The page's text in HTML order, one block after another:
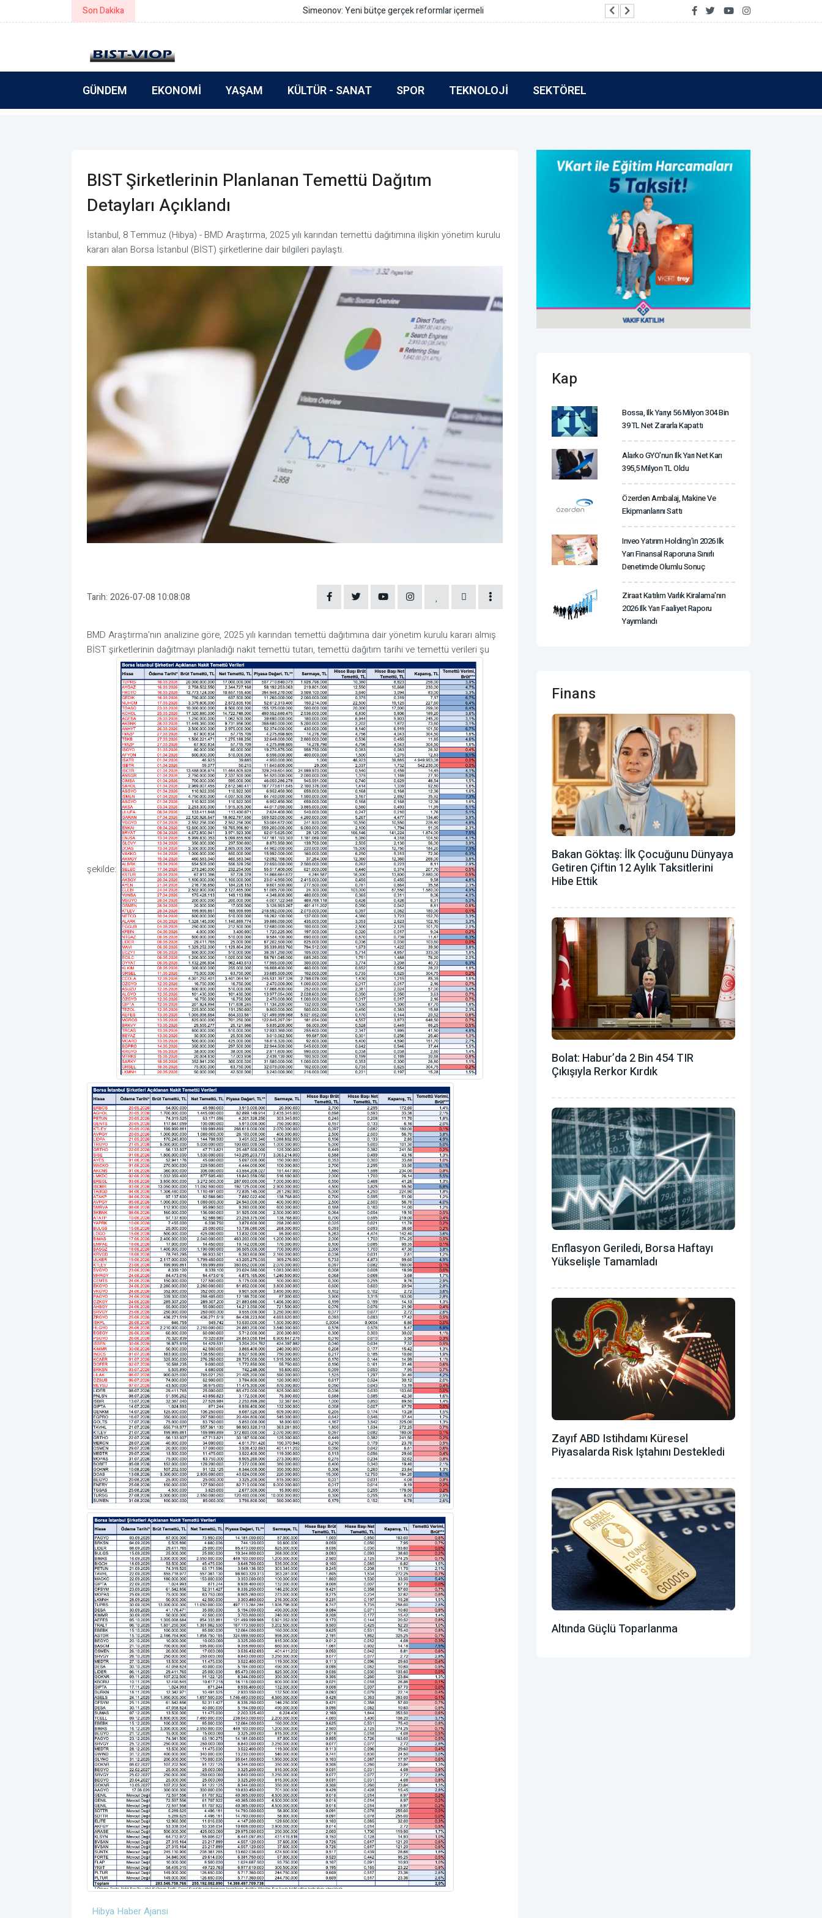
Son Dakika Simeonov: Yeni bütçe gerçek reformlar içermeli Vakıf Katılım’dan Tamamla Kazan
GÜNDEM EKONOMI YAŞAM KÜLTÜR - SANAT SPOR TEKNOLOJI SEKTÖREL
BIST Şirketlerinin Planlanan Temettü Dağıtım
Detayları Açıklandı
İstanbul, 8 Temmuz (Hibya) - BMD Araştırma, 2025 yılı karından temettü dağıtımına ilişkin yönetim kurulu
kararı alan Borsa İstanbul (BİST) şirketlerine dair bilgileri paylaştı.
Tarih: 2026-07-08 10:08:08
BMD Araştırma'nın analizine göre, 2025 yılı karından temettü dağıtımına dair yönetim kurulu kararı almış
BİST şirketlerinin dağıtmayı planladığı nakit temettü tutarı, temettü dağıtım tarihi ve temettü verileri şu
şekilde:
Hibya Haber Ajansı
Kap
Bossa, Ilk Yarıyı 56 Milyon 304 Bin
39 TL Net Zararla Kapattı
Alarko GYO'nun Ilk Yarı Net Karı
395,5 Milyon TL Oldu
Özerden Ambalaj, Makine Ve
Ekipmanlarını Sattı
Inveo Yatırım Holding'in 2026 Ilk
Yarı Finansal Raporuna Sınırlı
Denetimde Olumlu Sonuç
Ziraat Katılım Varlık Kiralama'nın
2026 Ilk Yarı Faaliyet Raporu
Yayımlandı
Finans
Bakan Göktaş: İlk Çocuğunu Dünyaya
Getiren Çiftin 12 Aylık Taksitlerini
Hibe Ettik
Bolat: Habur’da 2 Bin 454 TIR
Çıkışıyla Rerkor Kırdık
Enflasyon Geriledi, Borsa Haftayı
Yükselişle Tamamladı
Zayıf ABD Istihdamı Küresel
Piyasalarda Risk Iştahını Destekledi
Altında Güçlü Toparlanma